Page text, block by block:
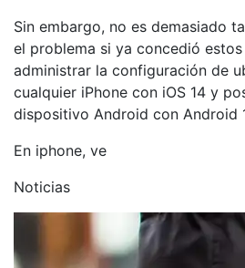
Sin embargo, no es demasiado
el problema si ya concedió
administrar la configuración de
cualquier iPhone con iOS 14 y
dispositivo Android con Android
En iphone, ve
Noticias